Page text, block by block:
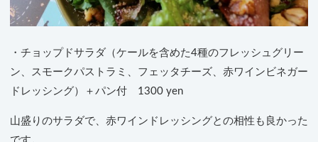
・チョップドサラダ（ケールを含めた4種のフレッシュグリー
ン、スモークパストラミ、フェッタチーズ、赤ワインビネガー
ドレッシング）＋パン付 1300 yen
山盛りのサラダで、赤ワインドレッシングとの相性も良かった